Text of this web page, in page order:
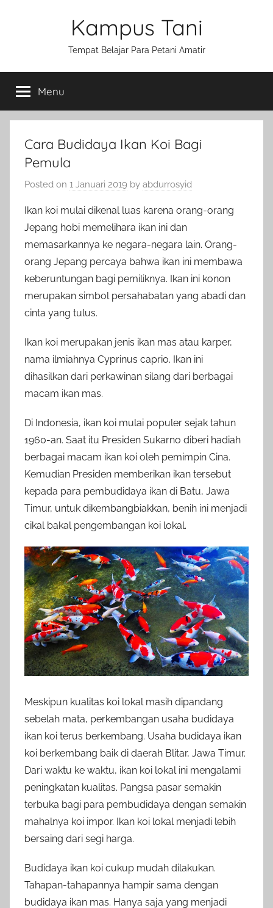
Kampus Tani
Tempat Belajar Para Petani Amatir
Menu
Cara Budidaya Ikan Koi Bagi
Pemula
Posted on 1 Januari 2019 by abdurrosyid
Ikan koi mulai dikenal luas karena orang-orang
Jepang hobi memelihara ikan ini dan
memasarkannya ke negara-negara lain. Orang-
orang Jepang percaya bahwa ikan ini membawa
keberuntungan bagi pemiliknya. Ikan ini konon
merupakan simbol persahabatan yang abadi dan
cinta yang tulus.
Ikan koi merupakan jenis ikan mas atau karper,
nama ilmiahnya Cyprinus caprio. Ikan ini
dihasilkan dari perkawinan silang dari berbagai
macam ikan mas.
Di Indonesia, ikan koi mulai populer sejak tahun
1960-an. Saat itu Presiden Sukarno diberi hadiah
berbagai macam ikan koi oleh pemimpin Cina.
Kemudian Presiden memberikan ikan tersebut
kepada para pembudidaya ikan di Batu, Jawa
Timur, untuk dikembangbiakkan, benih ini menjadi
cikal bakal pengembangan koi lokal.
Meskipun kualitas koi lokal masih dipandang
sebelah mata, perkembangan usaha budidaya
ikan koi terus berkembang. Usaha budidaya ikan
koi berkembang baik di daerah Blitar, Jawa Timur.
Dari waktu ke waktu, ikan koi lokal ini mengalami
peningkatan kualitas. Pangsa pasar semakin
terbuka bagi para pembudidaya dengan semakin
mahalnya koi impor. Ikan koi lokal menjadi lebih
bersaing dari segi harga.
Budidaya ikan koi cukup mudah dilakukan.
Tahapan-tahapannya hampir sama dengan
budidaya ikan mas. Hanya saja yang menjadi